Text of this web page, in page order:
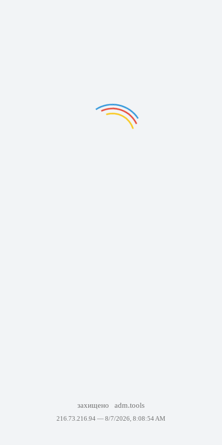
захищено adm.tools
216.73.216.94 — 8/7/2026, 8:08:54 AM